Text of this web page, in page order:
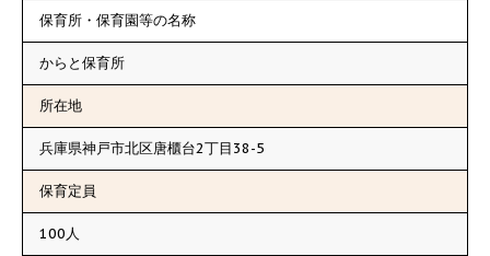
保育所・保育園等の名称
からと保育所
所在地
兵庫県神戸市北区唐櫃台2丁目38-5
保育定員
100人